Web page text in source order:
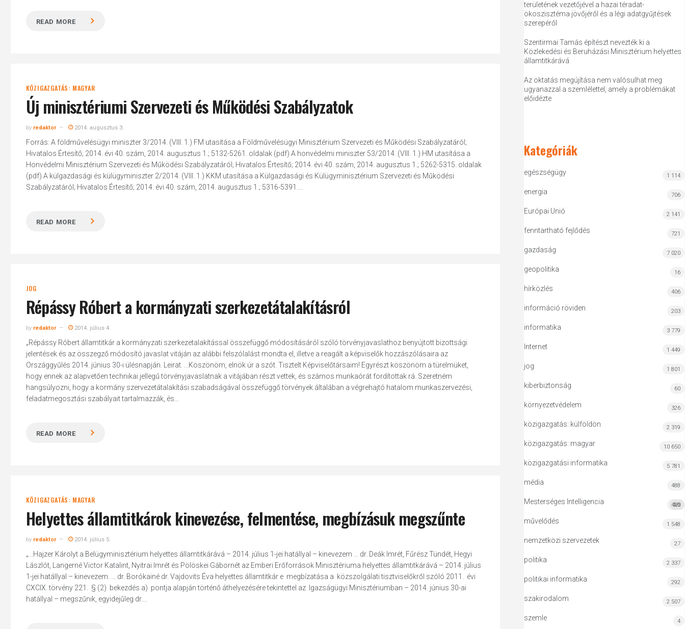
READ MORE
KÖZIGAZGATÁS: MAGYAR
Új minisztériumi Szervezeti és Működési Szabályzatok
by redaktor 2014. augusztus 3.
Forrás: A földművelésügyi miniszter 3/2014. (VIII. 1.) FM utasítása a Földművelésügyi Minisztérium Szervezeti és Működési Szabályzatáról;
Hivatalos Értesítő; 2014. évi 40. szám, 2014. augusztus 1.; 5132-5261. oldalak (pdf) A honvédelmi miniszter 53/2014. (VIII. 1.) HM utasítása a
Honvédelmi Minisztérium Szervezeti és Működési Szabályzatáról; Hivatalos Értesítő; 2014. évi 40. szám, 2014. augusztus 1.; 5262-5315. oldalak
(pdf) A külgazdasági és külügyminiszter 2/2014. (VIII. 1.) KKM utasítása a Külgazdasági és Külügyminisztérium Szervezeti és Működési
Szabályzatáról; Hivatalos Értesítő; 2014. évi 40. szám, 2014. augusztus 1.; 5316-5391....
READ MORE
JOG
Répássy Róbert a kormányzati szerkezetátalakításról
by redaktor 2014. július 4.
„Répássy Róbert államtitkár a kormányzati szerkezetalakítással összefüggő módosításáról szóló törvényjavaslathoz benyújtott bizottsági
jelentések és az összegző módosító javaslat vitáján az alábbi felszólalást mondta el, illetve a reagált a képviselők hozzászólásaira az
Országgyűlés 2014. június 30-i ülésnapján. Leirat. ...Köszönöm, elnök úr a szót. Tisztelt Képviselőtársaim! Egyrészt köszönöm a türelmüket,
hogy ennek az alapvetően technikai jellegű törvényjavaslatnak a vitájában részt vettek, és számos munkaórát fordítottak rá. Szeretném
hangsúlyozni, hogy a kormány szervezetátalakítási szabadságával összefüggő törvények általában a végrehajtó hatalom munkaszervezési,
feladatmegosztási szabályait tartalmazzák, és...
READ MORE
KÖZIGAZGATÁS: MAGYAR
Helyettes államtitkárok kinevezése, felmentése, megbízásuk megszűnte
by redaktor 2014. július 5.
„...Hajzer Károlyt a Belügyminisztérium helyettes államtitkárává – 2014. július 1-jei hatállyal – kinevezem ... dr. Deák Imrét, Fűrész Tündét, Hegyi
Lászlót, Langerné Victor Katalint, Nyitrai Imrét és Pölöskei Gábornét az Emberi Erőforrások Minisztériuma helyettes államtitkárává – 2014. július
1-jei hatállyal – kinevezem. ... dr. Borókainé dr. Vajdovits Éva helyettes államtitkár e megbízatása a közszolgálati tisztviselőkről szóló 2011. évi
CXCIX. törvény 221. § (2) bekezdés a) pontja alapján történő áthelyezésére tekintettel az Igazságügyi Minisztériumban – 2014. június 30-ai
hatállyal – megszűnik, egyidejűleg dr....
területének vezetőjével a hazai téradat-
ökoszisztéma jövőjéről és a légi adatgyűjtések
szerepéről
Szentirmai Tamás építészt nevezték ki a
Közlekedési és Beruházási Minisztérium helyettes
államtitkárává
Az oktatás megújítása nem valósulhat meg
ugyanazzal a szemlélettel, amely a problémákat
előidézte
Kategóriák
egészségügy 1 114
energia 706
Európai Unió 2 141
fenntartható fejlődés 721
gazdaság 7 020
geopolitika 16
hírközlés 406
információ röviden 203
informatika 3 779
Internet 1 449
jog 1 801
kiberbiztonság 60
környezetvédelem 326
közigazgatás: külföldön 2 319
közigazgatás: magyar 10 650
közigazgatási informatika 5 781
média 488
Mesterséges Intelligencia MI
420
művelődés 1 548
nemzetközi szervezetek 27
politika 2 337
politikai informatika 292
szakirodalom 2 507
szemle 4